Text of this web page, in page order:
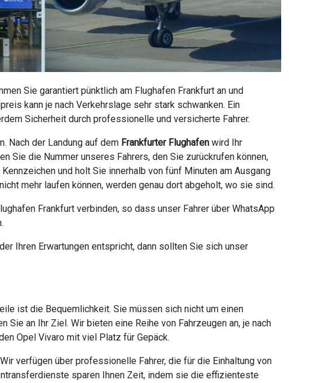
Sie garantiert pünktlich am Flughafen Frankfurt an und
kann je nach Verkehrslage sehr stark schwanken. Ein
Sicherheit durch professionelle und versicherte Fahrer.
Nach der Landung auf dem Frankfurter Flughafen wird Ihr
Sie die Nummer unseres Fahrers, den Sie zurückrufen können,
und holt Sie innerhalb von fünf Minuten am Ausgang
mehr laufen können, werden genau dort abgeholt, wo sie sind.
Frankfurt verbinden, so dass unser Fahrer über WhatsApp
Ihren Erwartungen entspricht, dann sollten Sie sich unser
ist die Bequemlichkeit. Sie müssen sich nicht um einen
an Ihr Ziel. Wir bieten eine Reihe von Fahrzeugen an, je nach
Opel Vivaro mit viel Platz für Gepäck.
verfügen über professionelle Fahrer, die für die Einhaltung von
sparen Ihnen Zeit, indem sie die effizienteste